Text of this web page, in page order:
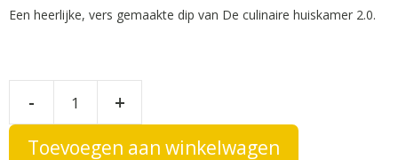
Een heerlijke, vers gemaakte dip van De culinaire huiskamer 2.0.
-
Bruschetta
dipsaus
Tomaat
+
Toevoegen aan winkelwagen
t